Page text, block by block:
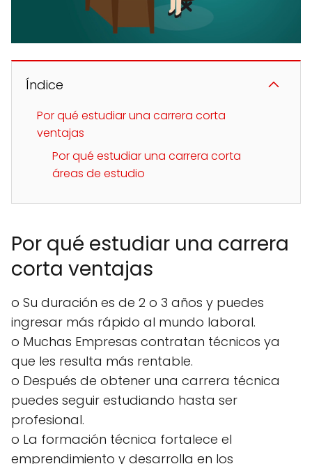
Índice
Por qué estudiar una carrera corta
ventajas
Por qué estudiar una carrera corta
áreas de estudio
Por qué estudiar una carrera
corta ventajas
o Su duración es de 2 o 3 años y puedes
ingresar más rápido al mundo laboral.
o Muchas Empresas contratan técnicos ya
que les resulta más rentable.
o Después de obtener una carrera técnica
puedes seguir estudiando hasta ser
profesional.
o La formación técnica fortalece el
emprendimiento y desarrolla en los